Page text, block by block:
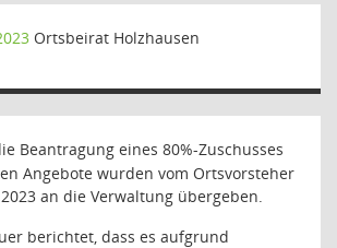
Ortsbeirat Holzhausen
Beantragung eines 80%-Zuschusses
Angebote wurden vom Ortsvorsteher
an die Verwaltung übergeben.
berichtet, dass es aufgrund